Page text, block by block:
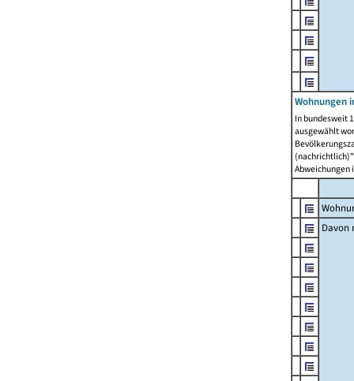
Wohnungen
In bundesweit
ausgewählt
Abweichungen
Davon